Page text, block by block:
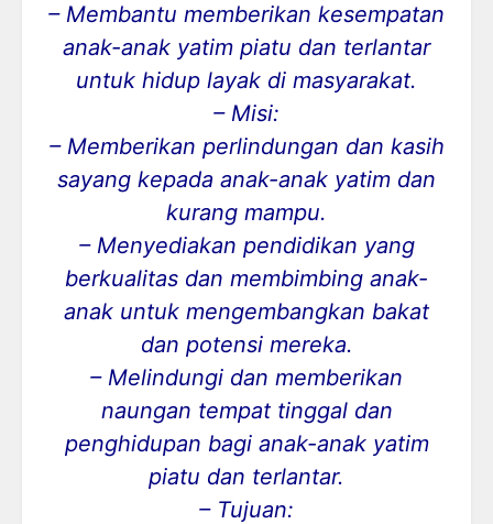
– Membantu memberikan kesempatan
anak-anak yatim piatu dan terlantar
untuk hidup layak di masyarakat.
– Misi:
– Memberikan perlindungan dan kasih
sayang kepada anak-anak yatim dan
kurang mampu.
– Menyediakan pendidikan yang
berkualitas dan membimbing anak-
anak untuk mengembangkan bakat
dan potensi mereka.
– Melindungi dan memberikan
naungan tempat tinggal dan
penghidupan bagi anak-anak yatim
piatu dan terlantar.
– Tujuan: